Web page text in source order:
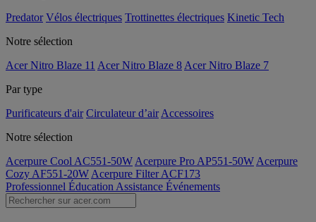
Predator Vélos électriques Trottinettes électriques Kinetic Tech
Notre sélection
Acer Nitro Blaze 11 Acer Nitro Blaze 8 Acer Nitro Blaze 7
Par type
Purificateurs d'air Circulateur d’air Accessoires
Notre sélection
Acerpure Cool AC551-50W Acerpure Pro AP551-50W Acerpure
Cozy AF551-20W Acerpure Filter ACF173
Professionnel Éducation Assistance Événements